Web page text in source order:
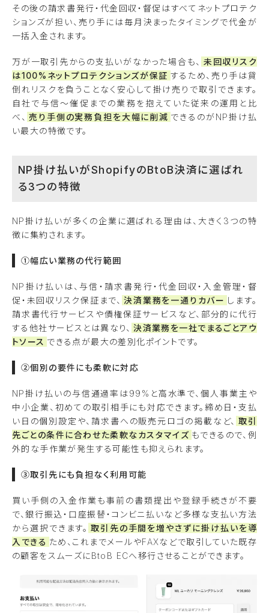
その後の請求書発行・代金回収・督促はすべてネットプロテク
ションズが担い、売り手には毎月決まったタイミングで代金が
一括入金されます。
万が一取引先からの支払いがなかった場合も、 未回収リスク
は100%ネットプロテクションズが保証 するため、売り手は貸
倒れリスクを負うことなく安心して掛け売りで取引できます。
自社で与信〜催促までの業務を抱えていた従来の運用と比
べ、 売り手側の実務負担を大幅に削減 できるのがNP掛け払
い最大の特徴です。
NP掛け払いがShopifyのBtoB決済に選ばれ
る3つの特徴
NP掛け払いが多くの企業に選ばれる理由は、大きく3つの特
徴に集約されます。
①幅広い業務の代行範囲
NP掛け払いは、与信・請求書発行・代金回収・入金管理・督
促・未回収リスク保証まで、 決済業務を一通りカバー します。
請求書代行サービスや債権保証サービスなど、部分的に代行
する他社サービスとは異なり、 決済業務を一社でまるごとアウ
トソース できる点が最大の差別化ポイントです。
②個別の要件にも柔軟に対応
NP掛け払いの与信通過率は99%と高水準で、個人事業主や
中小企業、初めての取引相手にも対応できます。締め日・支払
い日の個別設定や、請求書への販売元ロゴの掲載など、 取引
先ごとの条件に合わせた柔軟なカスタマイズ もできるので、例
外的な手作業が発生する可能性も抑えられます。
③取引先にも負担なく利用可能
買い手側の入金作業も事前の書類提出や登録手続きが不要
で、銀行振込・口座振替・コンビニ払いなど多様な支払い方法
から選択できます。 取引先の手間を増やさずに掛け払いを導
入できる ため、これまでメールやFAXなどで取引していた既存
の顧客をスムーズにBtoB ECへ移行させることができます。